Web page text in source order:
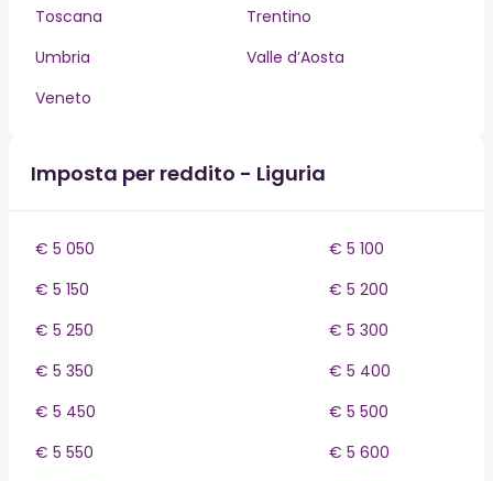
Toscana
Trentino
Umbria
Valle d’Aosta
Veneto
Imposta per reddito - Liguria
€ 5 050
€ 5 100
€ 5 150
€ 5 200
€ 5 250
€ 5 300
€ 5 350
€ 5 400
€ 5 450
€ 5 500
€ 5 550
€ 5 600